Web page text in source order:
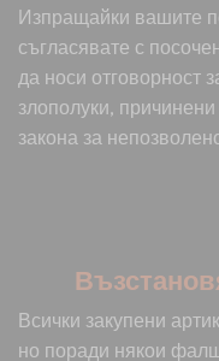
Изпращайки вашите
съгласявате с
да носи отговорност
злополуки,
закона за
Всички закупени
но поради някои